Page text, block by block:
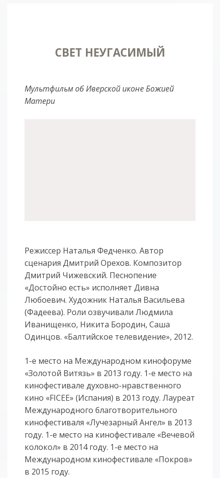
СВЕТ НЕУГАСИМЫЙ
Мультфильм об Иверской иконе Божией
Матери
Режиссер Наталья Федченко. Автор
сценария Дмитрий Орехов. Композитор
Дмитрий Чижевский. Песнопение
«Достойно есть» исполняет Дивна
Любоевич. Художник Наталья Васильева
(Фадеева). Роли озвучивали Людмила
Иванищенко, Никита Бородин, Саша
Одинцов. «Балтийское телевидение», 2012.
1-е место на Международном кинофоруме
«Золотой Витязь» в 2013 году. 1-е место на
кинофестивале духовно-нравственного
кино «FICEE» (Испания) в 2013 году. Лауреат
Международного благотворительного
кинофестиваля «Лучезарный Ангел» в 2013
году. 1-е место на кинофестивале «Вечевой
колокол» в 2014 году. 1-е место на
Международном кинофестивале «Покров»
в 2015 году.